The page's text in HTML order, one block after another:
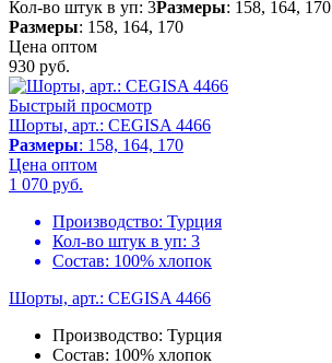
Кол-во штук в уп: 3Размеры: 158, 164, 170
Размеры: 158, 164, 170
Цена оптом
930 руб.
Быстрый просмотр
Шорты, арт.: CEGISA 4466
Размеры: 158, 164, 170
Цена оптом
1 070 руб.
Производство: Турция
Кол-во штук в уп: 3
Состав: 100% хлопок
Шорты, арт.: CEGISA 4466
Производство: Турция
Состав: 100% хлопок